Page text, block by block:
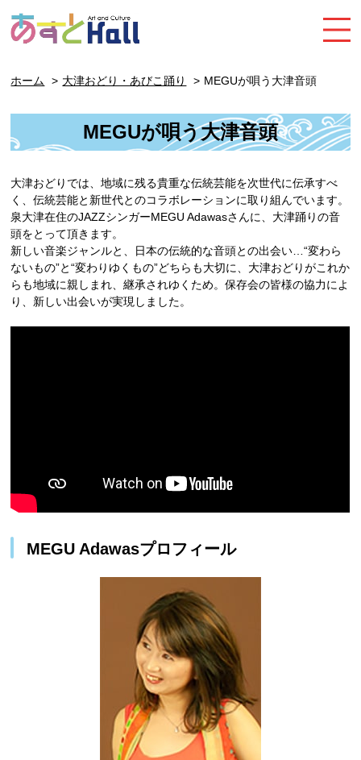
ホーム 大津おどり・あびこ踊り MEGUが唄う大津音頭
MEGUが唄う大津音頭
大津おどりでは、地域に残る貴重な伝統芸能を次世代に伝承すべ
く、伝統芸能と新世代とのコラボレーションに取り組んでいます。
泉大津在住のJAZZシンガーMEGU Adawasさんに、大津踊りの音
頭をとって頂きます。
新しい音楽ジャンルと、日本の伝統的な音頭との出会い…“変わら
ないもの”と“変わりゆくもの”どちらも大切に、大津おどりがこれか
らも地域に親しまれ、継承されゆくため。保存会の皆様の協力によ
り、新しい出会いが実現しました。
MEGU Adawasプロフィール